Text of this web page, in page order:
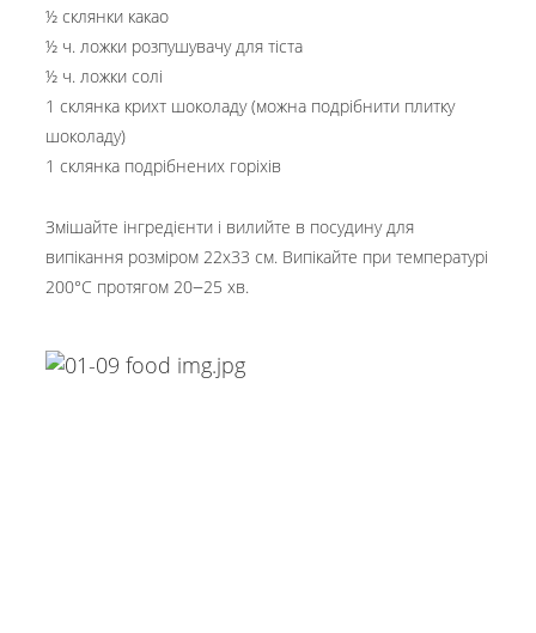
½ склянки какао
½ ч. ложки розпушувачу для тіста
½ ч. ложки солі
1 склянка крихт шоколаду (можна подрібнити плитку
шоколаду)
1 склянка подрібнених горіхів
Змішайте інгредієнти і вилийте в посудину для
випікання розміром 22х33 см. Випікайте при температурі
200°C протягом 20–25 хв.